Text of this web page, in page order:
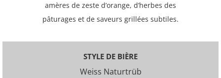
amères de zeste d’orange, d’herbes des
pâturages et de saveurs grillées subtiles.
STYLE DE BIÈRE
Weiss Naturtrüb